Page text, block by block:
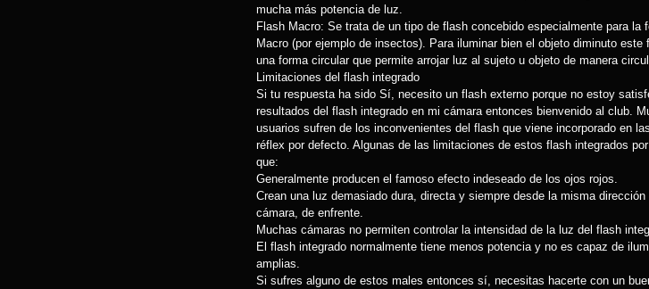
mucha más potencia de luz.
Flash Macro: Se trata de un tipo de flash concebido especialmente para la
Macro (por ejemplo de insectos). Para iluminar bien el objeto diminuto este
una forma circular que permite arrojar luz al sujeto u objeto de manera
Limitaciones del flash integrado
Si tu respuesta ha sido Sí, necesito un flash externo porque no estoy
resultados del flash integrado en mi cámara entonces bienvenido al club.
usuarios sufren de los inconvenientes del flash que viene incorporado en
réflex por defecto. Algunas de las limitaciones de estos flash integrados
que:
Generalmente producen el famoso efecto indeseado de los ojos rojos.
Crean una luz demasiado dura, directa y siempre desde la misma dirección
cámara, de enfrente.
Muchas cámaras no permiten controlar la intensidad de la luz del flash
El flash integrado normalmente tiene menos potencia y no es capaz de
amplias.
Si sufres alguno de estos males entonces sí, necesitas hacerte con un